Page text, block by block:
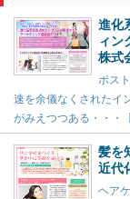
進化
ィン
株式
ポス
速を余儀なくされたイ
がみえつつある・・・
髪を
近代
ヘア